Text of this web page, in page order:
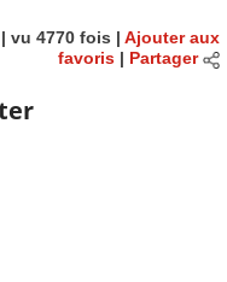
vu 4770 fois | Ajouter aux
favoris| Partager